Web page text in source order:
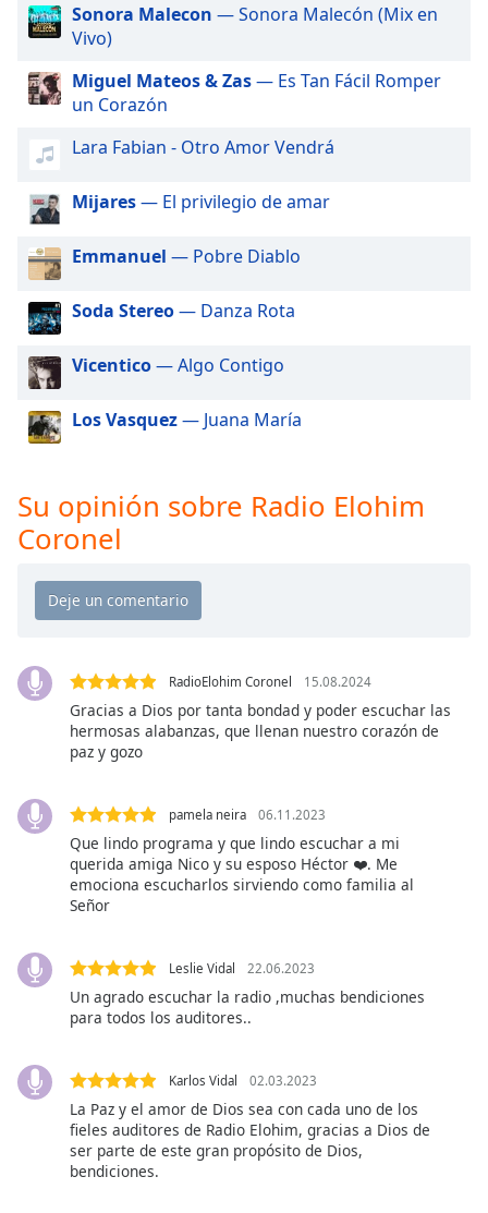
in-
Picture
This
modal
window.
Beginning
dialog
Escape
cancel
and
close
Text
Color
Opacity
Text
Background
Caption
Background
Opacity
Sonora Malecon — Sonora Malecón (Mix en
Vivo)
Miguel Mateos & Zas— Es Tan Fácil Romper
un Corazón
Lara Fabian - Otro Amor Vendrá
Mijares— El privilegio de amar
Emmanuel — Pobre Diablo
Soda Stereo— Danza Rota
Vicentico— Algo Contigo
Los Vasquez— Juana María
Su opinión sobre Radio Elohim
Coronel
RadioElohim Coronel 15.08.2024
Gracias a Dios por tanta bondad y poder escuchar las
hermosas alabanzas, que llenan nuestro corazón de
paz y gozo
pamela neira 06.11.2023
Que lindo programa y que lindo escuchar a mi
querida amiga Nico y su esposo Héctor ❤️. Me
emociona escucharlos sirviendo como familia al
Señor
Leslie Vidal 22.06.2023
Un agrado escuchar la radio ,muchas bendiciones
para todos los auditores..
Karlos Vidal 02.03.2023
La Paz y el amor de Dios sea con cada uno de los
fieles auditores de Radio Elohim, gracias a Dios de
ser parte de este gran propósito de Dios,
bendiciones.